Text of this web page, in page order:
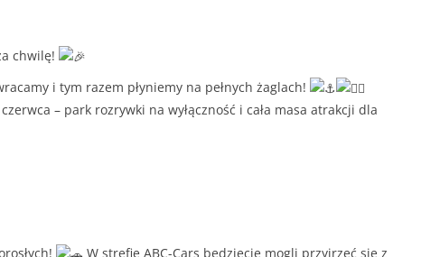
chwilę!
i tym razem płyniemy na pełnych żaglach!
– park rozrywki na wyłączność i cała masa atrakcji dla
W strefie ABC-Cars będziecie mogli przyjrzeć się z